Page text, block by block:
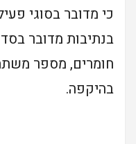
כי מדובר בסוגי
בנתיבות מדובר
חומרים, מספר
בהיקפה.